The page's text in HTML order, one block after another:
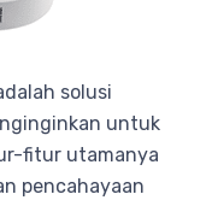
solusi
untuk
fitur utamanya
pencahayaan